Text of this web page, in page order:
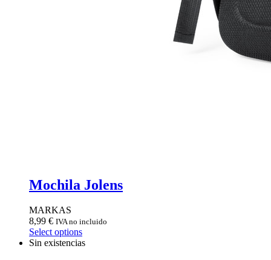
Mochila Jolens
MARKAS
8,99 € IVA no incluido
Select options
Sin existencias